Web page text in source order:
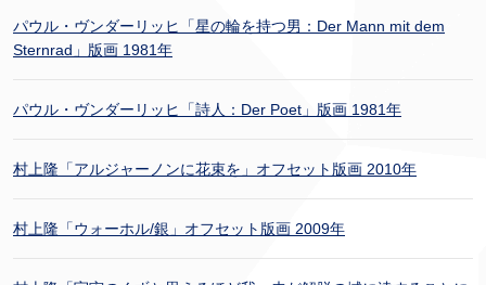
パウル・ヴンダーリッヒ「星の輪を持つ男：Der Mann mit dem
Sternrad」版画 1981年
パウル・ヴンダーリッヒ「詩人：Der Poet」版画 1981年
村上隆「アルジャーノンに花束を」オフセット版画 2010年
村上隆「ウォーホル/銀」オフセット版画 2009年